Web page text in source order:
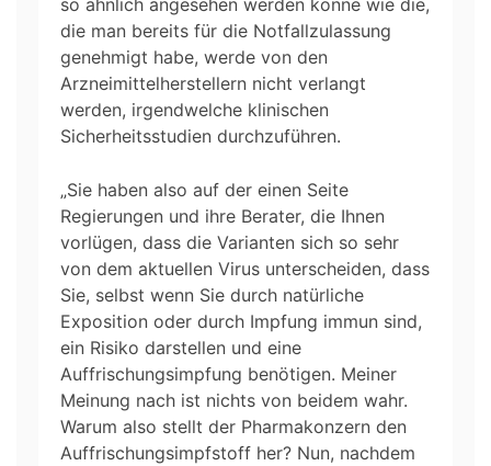
die man bereits für die Notfallzulassung
genehmigt habe, werde von den
Arzneimittelherstellern nicht verlangt
werden, irgendwelche klinischen
Sicherheitsstudien durchzuführen.
„Sie haben also auf der einen Seite
Regierungen und ihre Berater, die Ihnen
vorlügen, dass die Varianten sich so sehr
von dem aktuellen Virus unterscheiden, dass
Sie, selbst wenn Sie durch natürliche
Exposition oder durch Impfung immun sind,
ein Risiko darstellen und eine
Auffrischungsimpfung benötigen. Meiner
Meinung nach ist nichts von beidem wahr.
Warum also stellt der Pharmakonzern den
Auffrischungsimpfstoff her? Nun, nachdem